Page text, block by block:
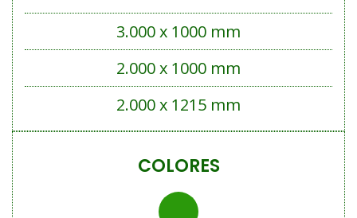
3.000 x 1000 mm
2.000 x 1000 mm
2.000 x 1215 mm
COLORES